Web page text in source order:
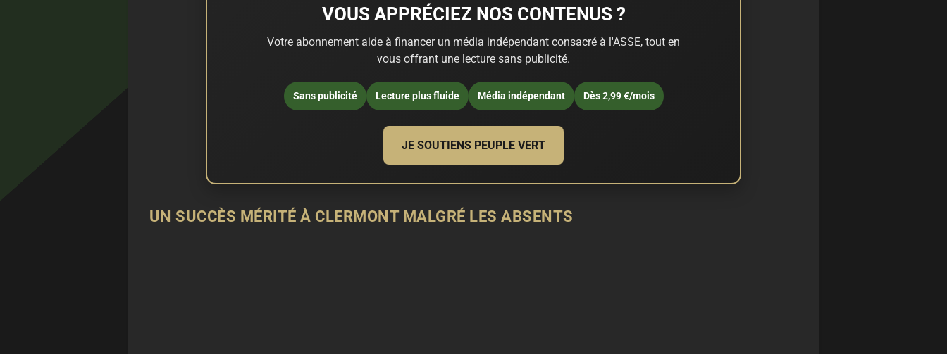
VOUS APPRÉCIEZ NOS CONTENUS ?
Votre abonnement aide à financer un média indépendant consacré à l'ASSE, tout en
vous offrant une lecture sans publicité.
Sans publicité Lecture plus fluide Média indépendant Dès 2,99 €/mois
JE SOUTIENS PEUPLE VERT
UN SUCCÈS MÉRITÉ À CLERMONT MALGRÉ LES ABSENTS